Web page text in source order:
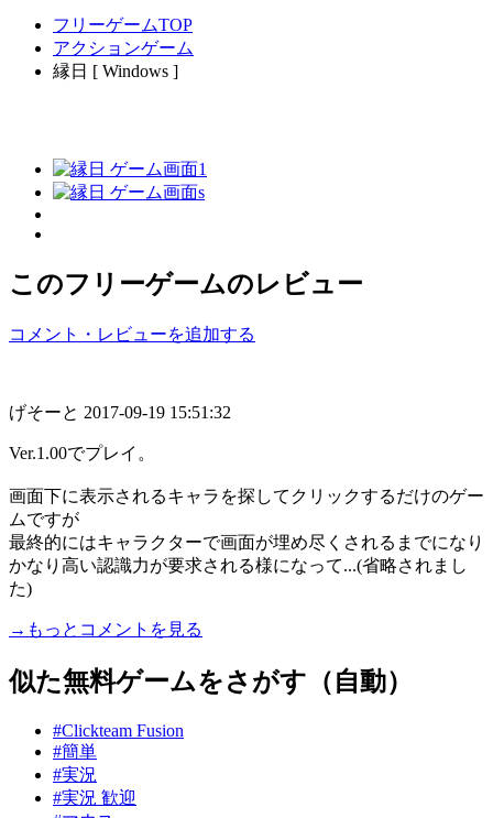
フリーゲームTOP
アクションゲーム
縁日 [ Windows ]
このフリーゲームのレビュー
コメント・レビューを追加する
げそーと 2017-09-19 15:51:32
Ver.1.00でプレイ。
画面下に表示されるキャラを探してクリックするだけのゲー
ムですが
最終的にはキャラクターで画面が埋め尽くされるまでになり
かなり高い認識力が要求される様になって...(省略されまし
た)
→もっとコメントを見る
似た無料ゲームをさがす（自動）
#Clickteam Fusion
#簡単
#実況
#実況 歓迎